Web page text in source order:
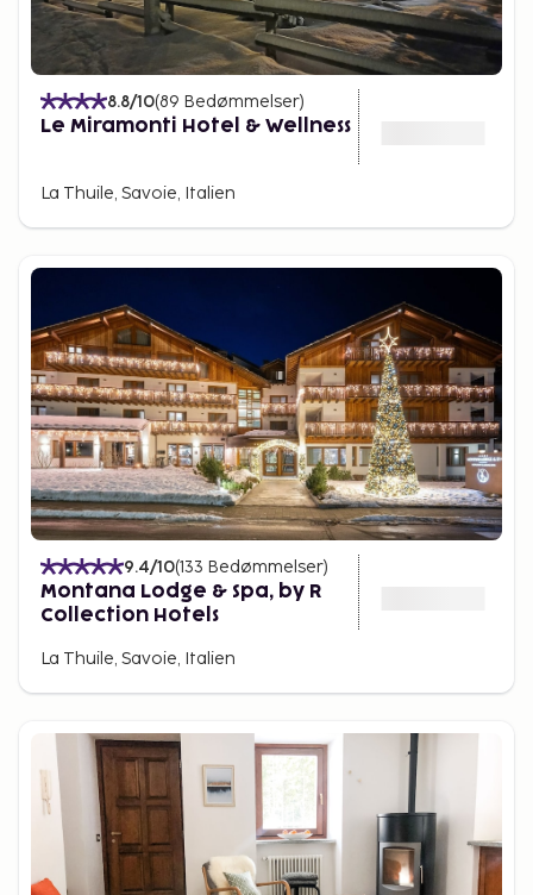
8.8/10(89 Bedømmelser)
Le Miramonti Hotel & Wellness
La Thuile, Savoie, Italien
9.4/10(133 Bedømmelser)
Montana Lodge & Spa, by R
Collection Hotels
La Thuile, Savoie, Italien